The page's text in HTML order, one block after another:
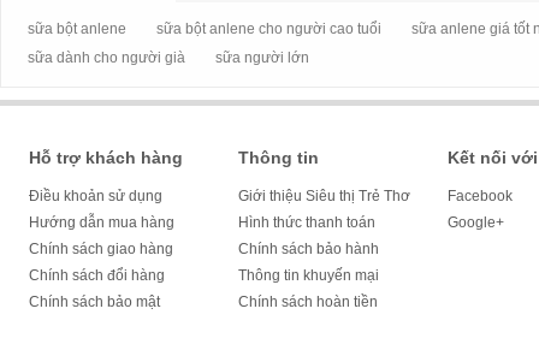
sữa bột anlene sữa bột anlene cho người cao tuổi
sữa anlene giá tốt
sữa dành cho người già
sữa người lớn
Hỗ trợ khách hàng
Điều khoản sử dụng
Hướng dẫn mua hàng
Chính sách giao hàng
Chính sách đổi hàng
Chính sách bảo mật
Thông tin
Giới thiệu Siêu thị Trẻ Thơ
Hình thức thanh toán
Chính sách bảo hành
Thông tin khuyến mại
Chính sách hoàn tiền
Kết nối
Facebook
Google+